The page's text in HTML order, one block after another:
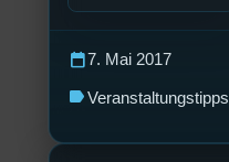
calendar_today7. Mai 2017
labelVeranstaltungstipps